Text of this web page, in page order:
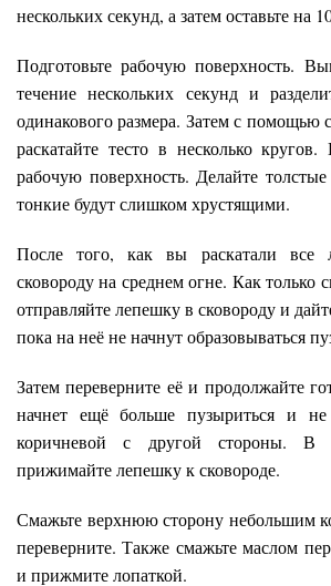
нескольких секунд, а затем оставьте на
Подготовьте рабочую поверхность.
течение нескольких секунд и
одинакового размера. Затем с помощью
раскатайте тесто в несколько
рабочую поверхность. Делайте
тонкие будут слишком хрустящими.
После того, как вы раскатали все
сковороду на среднем огне. Как только
отправляйте лепешку в сковороду и
пока на неё не начнут образовываться
Затем переверните её и продолжайте
начнет ещё больше пузыриться и не
коричневой с другой стороны. В
прижимайте лепешку к сковороде.
Смажьте верхнюю сторону небольшим
переверните. Также смажьте маслом
и прижмите лопаткой.